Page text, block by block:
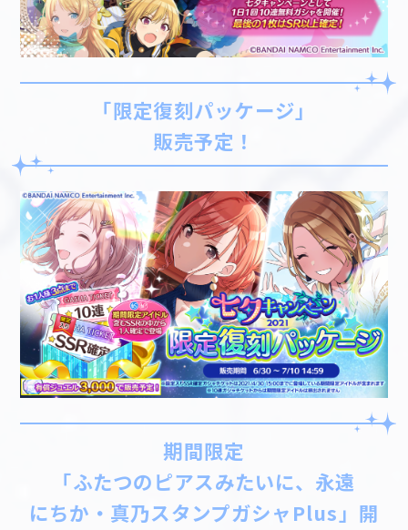
「限定復刻パッケージ」
販売予定！
期間限定
「ふたつのピアスみたいに、永遠
にちか・真乃スタンプガシャPlus」開